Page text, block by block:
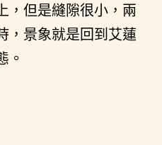
，但是縫隙很小，兩
，景象就是回到艾蓮
。